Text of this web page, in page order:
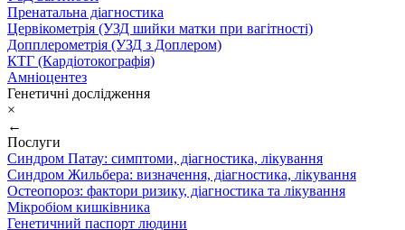
Пренатальна діагностика
Цервікометрія (УЗД шийки матки при вагітності)
Допплерометрія (УЗД з Доплером)
КТГ (Кардіотокографія)
Амніоцентез
Генетичні дослідження
×
←
Послуги
Синдром Патау: симптоми, дiагностика, лiкування
Синдром Жильбера: визначення, діагностика, лікування
Остеопороз: фактори ризику, діагностика та лікування
Мікробіом кишківника
Генетичний паспорт людини